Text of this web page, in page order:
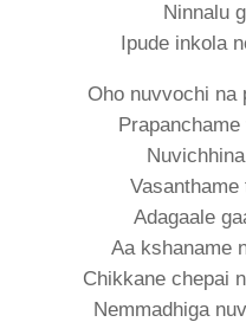
Ninnalu
Ipude inkola
Oho nuvvochi na
Vasanthame
Adagaale
Aa kshaname
Chikkane chepai
Nemmadhiga